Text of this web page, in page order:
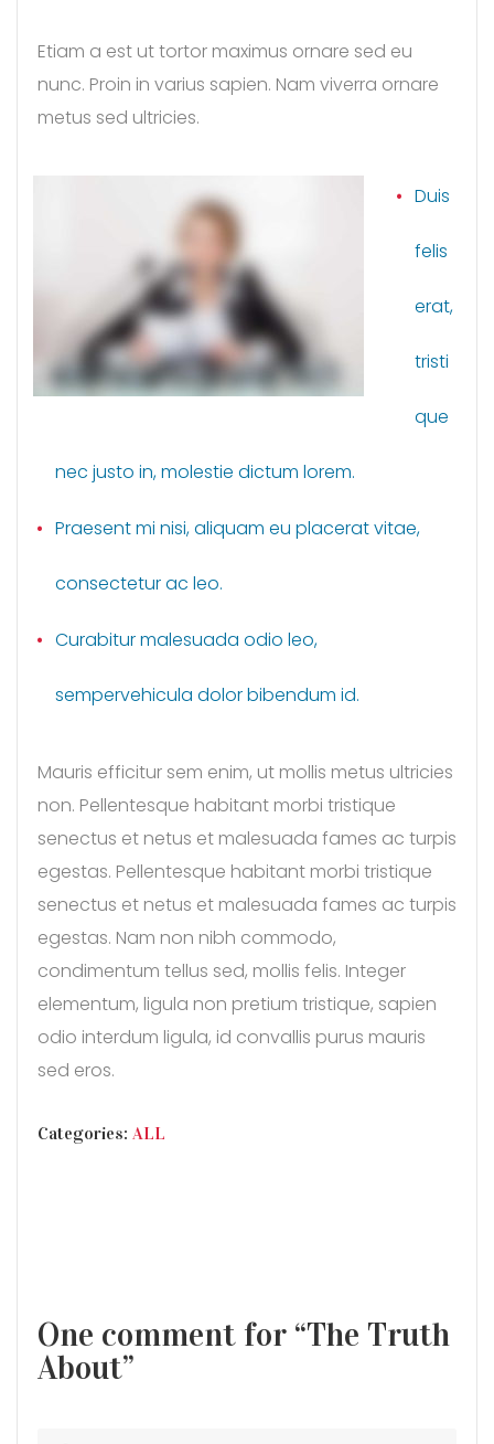
Etiam a est ut tortor maximus ornare sed eu
nunc. Proin in varius sapien. Nam viverra ornare
metus sed ultricies.
Duis
felis
erat,
tristi
que
nec justo in, molestie dictum lorem.
Praesent mi nisi, aliquam eu placerat vitae,
consectetur ac leo.
Curabitur malesuada odio leo,
sempervehicula dolor bibendum id.
Mauris efficitur sem enim, ut mollis metus ultricies
non. Pellentesque habitant morbi tristique
senectus et netus et malesuada fames ac turpis
egestas. Pellentesque habitant morbi tristique
senectus et netus et malesuada fames ac turpis
egestas. Nam non nibh commodo,
condimentum tellus sed, mollis felis. Integer
elementum, ligula non pretium tristique, sapien
odio interdum ligula, id convallis purus mauris
sed eros.
CATEGORIES
Categories: ALL
One comment for “The Truth
About”